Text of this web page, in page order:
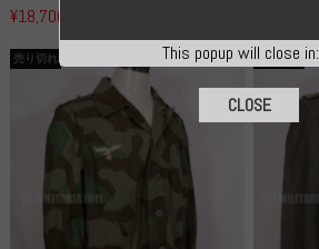
¥18,700
売り切れ 売り切れ
This popup will close in:
CLOSE